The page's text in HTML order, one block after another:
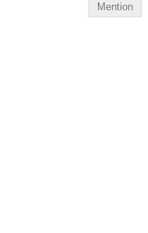
Mention